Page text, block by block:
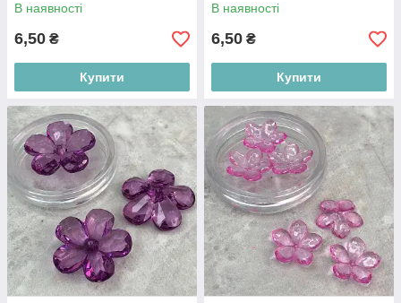
В наявності
6,50 ₴
Купити
В наявності
6,50 ₴
Купити